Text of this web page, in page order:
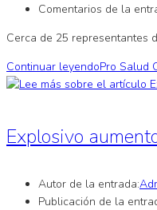
Comentarios de la
Cerca de 25 representantes
Continuar leyendoPro Salud
Explosivo
Autor de la entrada:
Publicación de la